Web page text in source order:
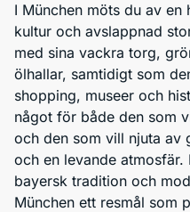
I München möts du av
kultur och avslappnad
med sina vackra torg,
ölhallar, samtidigt som
shopping, museer och
något för både den som
och den som vill njuta av
och en levande
bayersk tradition och
München ett resmål som